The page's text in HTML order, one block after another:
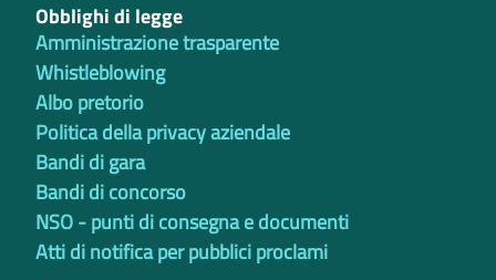
Obblighi di legge
Amministrazione trasparente
Whistleblowing
Albo pretorio
Politica della privacy aziendale
Bandi di gara
Bandi di concorso
NSO - punti di consegna e documenti
Atti di notifica per pubblici proclami